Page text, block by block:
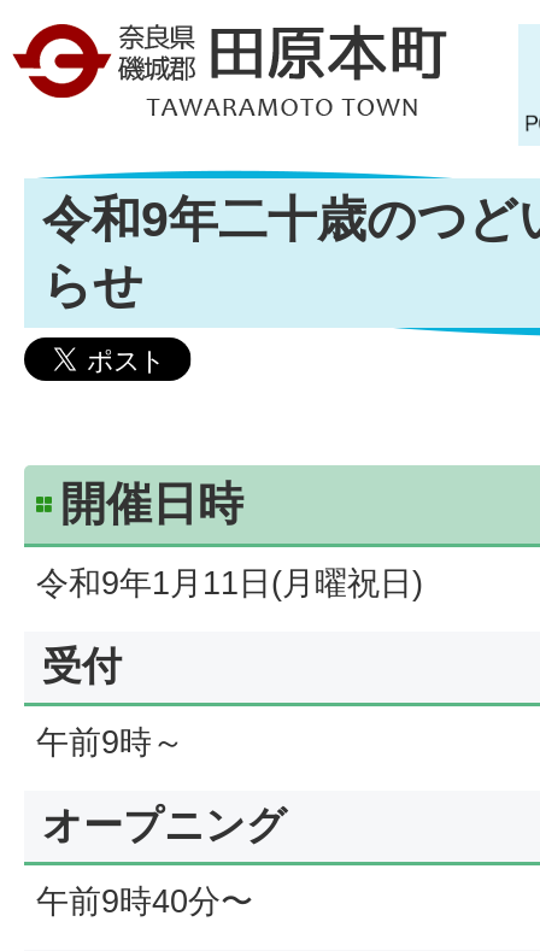
令和9年二十歳のつど
らせ
開催日時
令和9年1月11日(月曜祝日)
受付
午前9時～
オープニング
午前9時40分〜